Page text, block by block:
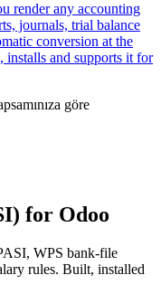
render any accounting
journals, trial balance
conversion at the
installs and supports it for
göre
for Odoo
WPS bank-file
rules. Built, installed